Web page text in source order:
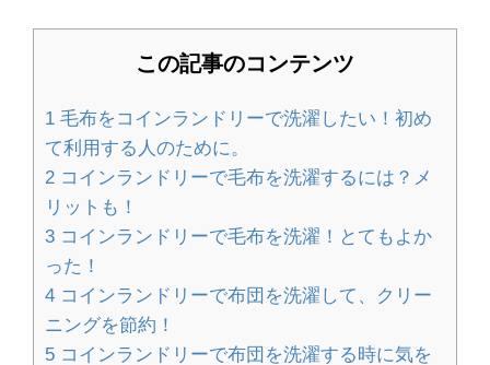
える方法について
退職時の保険証返却期限は？郵送でも
この記事のコンテンツ
1 毛布をコインランドリーで洗濯したい！初め
て利用する人のために。
2 コインランドリーで毛布を洗濯するには？メ
リットも！
3 コインランドリーで毛布を洗濯！とてもよか
った！
4 コインランドリーで布団を洗濯して、クリー
ニングを節約！
5 コインランドリーで布団を洗濯する時に気を